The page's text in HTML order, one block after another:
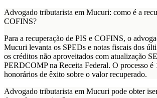
Advogado tributarista em Mucuri: como é a
COFINS?
Para a recuperação de PIS e COFINS, o
Mucuri levanta os SPEDs e notas fiscais dos
os créditos não aproveitados com atualização
PERDCOMP na Receita Federal. O processo é
honorários de êxito sobre o valor recuperado.
Advogado tributarista em Mucuri pode obter